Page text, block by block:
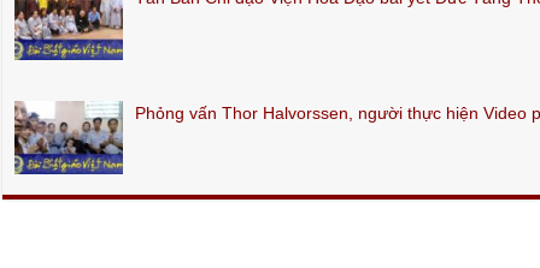
Phỏng vấn Thor Halvorssen, người thực hiện Video